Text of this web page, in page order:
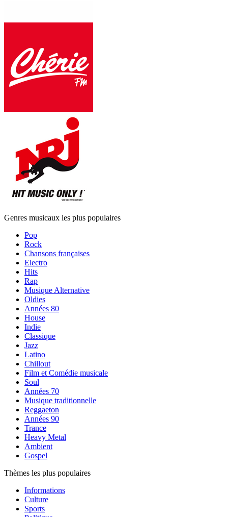
Genres musicaux les plus populaires
Pop
Rock
Chansons françaises
Electro
Hits
Rap
Musique Alternative
Oldies
Années 80
House
Indie
Classique
Jazz
Latino
Chillout
Film et Comédie musicale
Soul
Années 70
Musique traditionnelle
Reggaeton
Années 90
Trance
Heavy Metal
Ambient
Gospel
Thèmes les plus populaires
Informations
Culture
Sports